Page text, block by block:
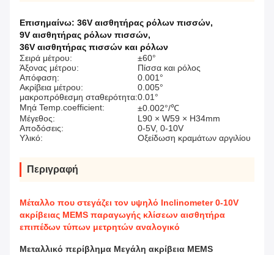
Επισημαίνω: 36V αισθητήρας ρόλων πισσών,
9V αισθητήρας ρόλων πισσών,
36V αισθητήρας πισσών και ρόλων
Σειρά μέτρου:
±60°
Άξονας μέτρου:
Πίσσα και ρόλος
Απόφαση:
0.001°
Ακρίβεια μέτρου:
0.005°
μακροπρόθεσμη σταθερότητα:0.01°
Μηά Temp.coefficient:
±0.002°/℃
Μέγεθος:
L90 × W59 × H34mm
Αποδόσεις:
0-5V, 0-10V
Υλικό:
Οξείδωση κραμάτων αργιλίου
Περιγραφή
Μέταλλο που στεγάζει τον υψηλό Inclinometer 0-10V
ακρίβειας MEMS παραγωγής κλίσεων αισθητήρα
επιπέδων τύπων μετρητών αναλογικό
Μεταλλικό περίβλημα Μεγάλη ακρίβεια MEMS